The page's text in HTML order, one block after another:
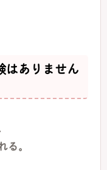
はありません
。